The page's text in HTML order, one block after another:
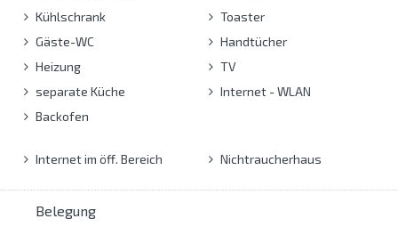
Kühlschrank
Gäste-WC
Heizung
separate Küche
Backofen
Toaster
Handtücher
TV
Internet - WLAN
Internet im öff. Bereich Nichtraucherhaus
Belegung